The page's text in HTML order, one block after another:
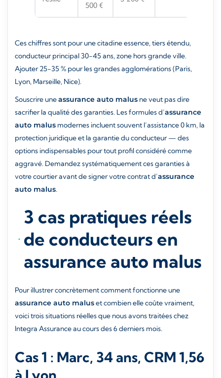
500 €
Ces chiffres sont pour une citadine essence, tiers étendu,
conducteur principal 30-45 ans, zone hors grande ville.
Ajouter 25-35 % pour les grandes agglomérations (Paris,
Lyon, Marseille, Nice).
Souscrire uneassurance auto malus ne veut pas dire
sacrifier la qualité des garanties. Les formules d’assurance
auto malus modernes incluent souvent l’assistance 0 km, la
protection juridique et la garantie du conducteur — des
options indispensables pour tout profil considéré comme
aggravé. Demandez systématiquement ces garanties à
votre courtier avant de signer votre contrat d’assurance
auto malus.
3 cas pratiques réels
de conducteurs en
assurance auto malus
Pour illustrer concrètement comment fonctionne une
assurance auto maluset combien elle coûte vraiment,
voici trois situations réelles que nous avons traitées chez
Integra Assurance au cours des 6 derniers mois.
Cas 1 : Marc, 34 ans, CRM 1,56